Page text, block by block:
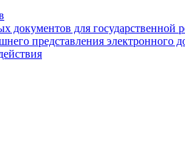
документов для государственной
представления электронного